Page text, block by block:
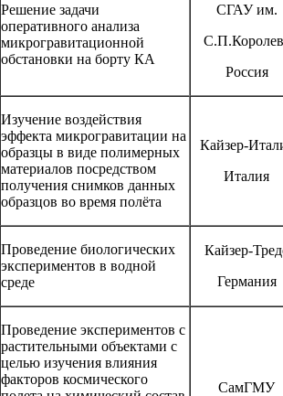
Решение задачи
оперативного анализа
микрогравитационной
обстановки на борту КА
СГАУ им.
Россия
Изучение воздействия
эффекта микрогравитации на
образцы в виде полимерных
материалов посредством
получения снимков данных
образцов во время полёта
Кайзер-
Италия
Проведение биологических
экспериментов в водной
среде
Кайзер-
Германия
Проведение экспериментов с
растительными объектами с
целью изучения влияния
факторов космического
СамГМУ